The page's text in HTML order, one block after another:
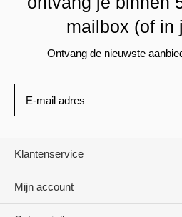
mailbox (of in
Ontvang de nieuwste
Klantenservice
Mijn account